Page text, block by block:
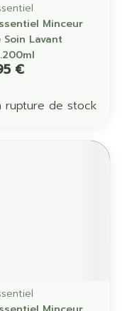
Minceur
Soin Lavant
€
rupture de stock